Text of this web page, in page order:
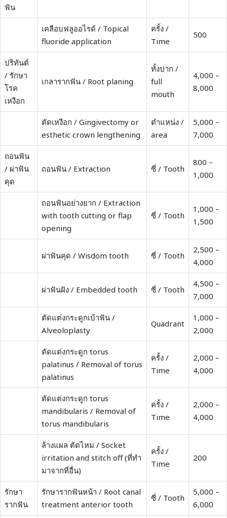
ฟัน
เคลือบฟลูออไรด์ / Topical
fluoride application
ครั้ง /
Time
500
ปริทันต์
/ รักษา
โรค
เหงือก
เกลารากฟัน / Root planing
ทั้งปาก /
full
mouth
4,000 –
8,000
ตัดเหงือก / Gingivectomy or
esthetic crown lengthening
ตำแหน่ง /
area
5,000 –
7,000
ถอนฟัน
/ ผ่าฟัน
คุด
ถอนฟัน / Extraction ซี่ / Tooth
800 –
1,000
ถอนฟันอย่างยาก / Extraction
with tooth cutting or flap
opening
ซี่ / Tooth
1,000 –
1,500
ผ่าฟันคุด / Wisdom tooth ซี่ / Tooth
2,500 –
4,000
ผ่าฟันฝัง / Embedded tooth ซี่ / Tooth
4,500 –
7,000
ตัดแต่งกระดูกเบ้าฟัน /
Alveoloplasty
Quadrant
1,000 –
2,000
ตัดแต่งกระดูก torus
palatinus / Removal of torus
palatinus
ครั้ง /
Time
2,000 –
4,000
ตัดแต่งกระดูก torus
mandibularis / Removal of
torus mandibularis
ครั้ง /
Time
2,000 –
4,000
ล้างแผล ตัดไหม / Socket
irritation and stitch off (ที่ทำ
มาจากที่อื่น)
ครั้ง /
Time
200
รักษา
รากฟัน
รักษารากฟันหน้า / Root canal
treatment anterior tooth
ซี่ / Tooth
5,000 –
6,000